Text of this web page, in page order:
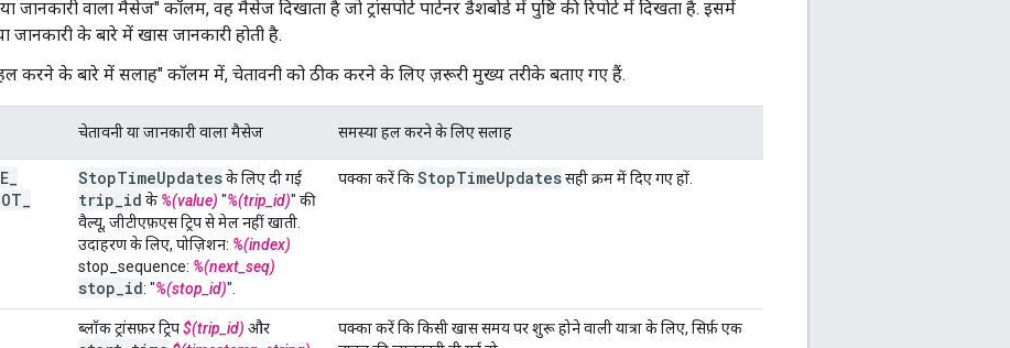
जानकारी वाला मैसेज" कॉलम, वह मैसेज दिखाता है जो ट्रांसपोर्ट पार्टनर डैशबोर्ड में पुष्टि की रिपोर्ट में दिखता है. इसमें
जानकारी के बारे में खास जानकारी होती है.
करने के बारे में सलाह" कॉलम में, चेतावनी को ठीक करने के लिए ज़रूरी मुख्य तरीके बताए गए हैं.
चेतावनी या जानकारी वाला मैसेज समस्या हल करने के लिए सलाह
StopTimeUpdatesके लिए दी गई
trip id के %(value) "%(trip_id)" की
वैल्यू, जीटीएफ़एस ट्रिप से मेल नहीं खाती.
उदाहरण के लिए, पोज़िशन: %(index)
stop_sequence: %(next_seq)
stop id: "%(stop_id)".
पक्का करें किStopTimeUpdatesसही क्रम में दिए गए हों.
ब्लॉक ट्रांसफ़र ट्रिप$(trip_id) और
पक्का करें कि किसी खास समय पर शुरू होने वाली यात्रा के लिए, सिर्फ़ एक